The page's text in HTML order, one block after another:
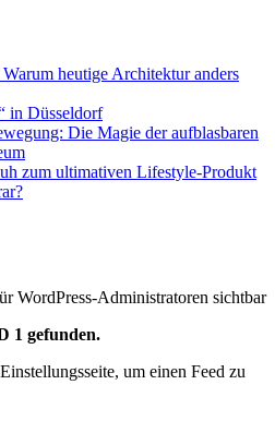
heutige Architektur anders
in Düsseldorf
Die Magie der aufblasbaren
zum ultimativen Lifestyle-Produkt
WordPress-Administratoren sichtbar
1 gefunden.
um einen Feed zu